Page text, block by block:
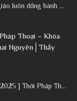
+ Pháp thoại: Phật giáo luôn đồng hành cùng Dân tộc – Bài giảng ý nghĩa nhân dịp 30/4 ngày
Thoại – Khóa
Nguyên│Thầy
+ Pháp thoại: [ 23.11.2025 ] Thời Pháp Thoại – Khóa Chuyên Tu Chùa Khai Nguyên│Thầy Thích Đạo Thịnh +